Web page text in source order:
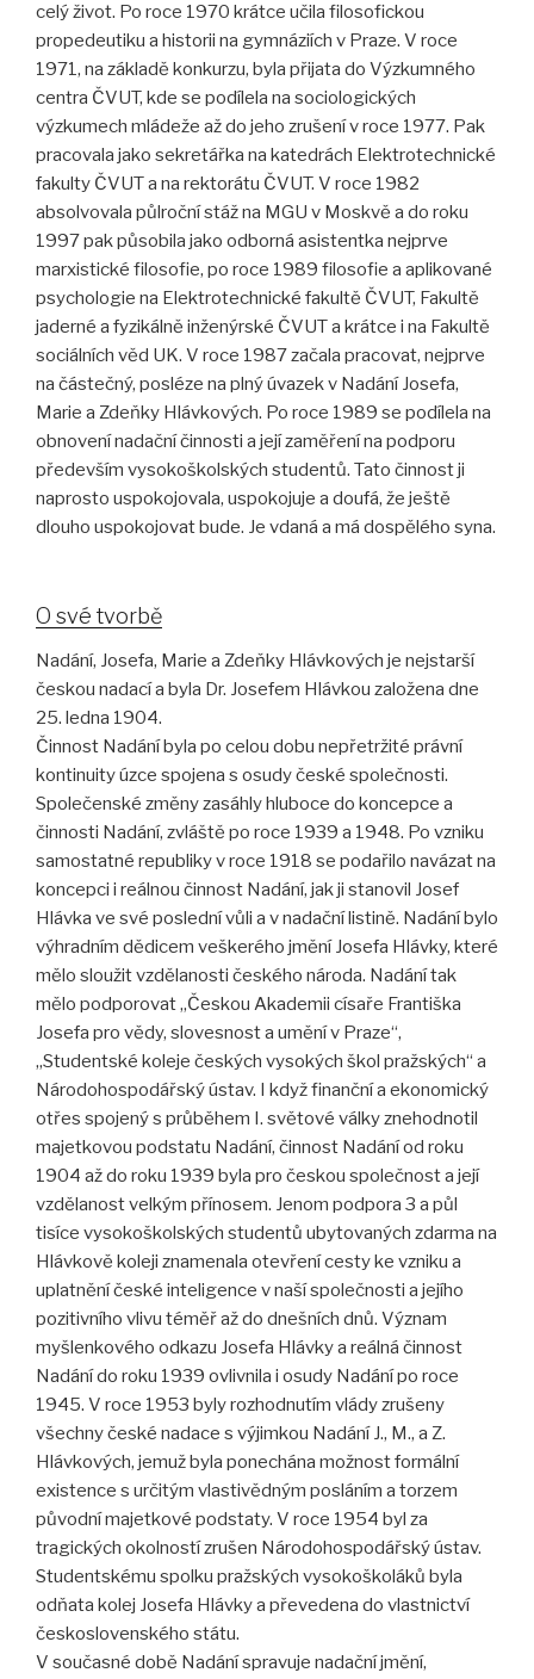
celý život. Po roce 1970 krátce učila filosofickou
propedeutiku a historii na gymnáziích v Praze. V roce
1971, na základě konkurzu, byla přijata do Výzkumného
centra ČVUT, kde se podílela na sociologických
výzkumech mládeže až do jeho zrušení v roce 1977. Pak
pracovala jako sekretářka na katedrách Elektrotechnické
fakulty ČVUT a na rektorátu ČVUT. V roce 1982
absolvovala půlroční stáž na MGU v Moskvě a do roku
1997 pak působila jako odborná asistentka nejprve
marxistické filosofie, po roce 1989 filosofie a aplikované
psychologie na Elektrotechnické fakultě ČVUT, Fakultě
jaderné a fyzikálně inženýrské ČVUT a krátce i na Fakultě
sociálních věd UK. V roce 1987 začala pracovat, nejprve
na částečný, posléze na plný úvazek v Nadání Josefa,
Marie a Zdeňky Hlávkových. Po roce 1989 se podílela na
obnovení nadační činnosti a její zaměření na podporu
především vysokoškolských studentů. Tato činnost ji
naprosto uspokojovala, uspokojuje a doufá, že ještě
dlouho uspokojovat bude. Je vdaná a má dospělého syna.
O své tvorbě
Nadání, Josefa, Marie a Zdeňky Hlávkových je nejstarší
českou nadací a byla Dr. Josefem Hlávkou založena dne
25. ledna 1904.
Činnost Nadání byla po celou dobu nepřetržité právní
kontinuity úzce spojena s osudy české společnosti.
Společenské změny zasáhly hluboce do koncepce a
činnosti Nadání, zvláště po roce 1939 a 1948. Po vzniku
samostatné republiky v roce 1918 se podařilo navázat na
koncepci i reálnou činnost Nadání, jak ji stanovil Josef
Hlávka ve své poslední vůli a v nadační listině. Nadání bylo
výhradním dědicem veškerého jmění Josefa Hlávky, které
mělo sloužit vzdělanosti českého národa. Nadání tak
mělo podporovat „Českou Akademii císaře Františka
Josefa pro vědy, slovesnost a umění v Praze“,
„Studentské koleje českých vysokých škol pražských“ a
Národohospodářský ústav. I když finanční a ekonomický
otřes spojený s průběhem I. světové války znehodnotil
majetkovou podstatu Nadání, činnost Nadání od roku
1904 až do roku 1939 byla pro českou společnost a její
vzdělanost velkým přínosem. Jenom podpora 3 a půl
tisíce vysokoškolských studentů ubytovaných zdarma na
Hlávkově koleji znamenala otevření cesty ke vzniku a
uplatnění české inteligence v naší společnosti a jejího
pozitivního vlivu téměř až do dnešních dnů. Význam
myšlenkového odkazu Josefa Hlávky a reálná činnost
Nadání do roku 1939 ovlivnila i osudy Nadání po roce
1945. V roce 1953 byly rozhodnutím vlády zrušeny
všechny české nadace s výjimkou Nadání J., M., a Z.
Hlávkových, jemuž byla ponechána možnost formální
existence s určitým vlastivědným posláním a torzem
původní majetkové podstaty. V roce 1954 byl za
tragických okolností zrušen Národohospodářský ústav.
Studentskému spolku pražských vysokoškoláků byla
odňata kolej Josefa Hlávky a převedena do vlastnictví
československého státu.
V současné době Nadání spravuje nadační jmění,